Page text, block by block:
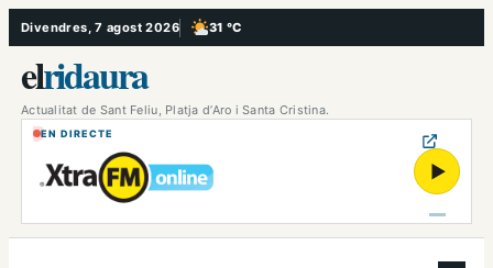
Vés
al
contingut
Divendres, 7 agost 2026 31 °C
, Poc ennuvolat
elridaura
Actualitat de Sant Feliu, Platja d’Aro i Santa Cristina.
EN DIRECTE
▶